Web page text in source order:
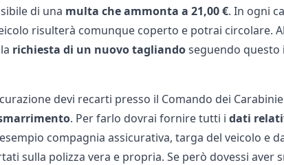
di una multa che ammonta a 21,00 €. In ogni
risulterà comunque coperto e potrai circolare.
richiesta di un nuovo tagliandoseguendo questo
devi recarti presso il Comando dei
. Per farlo dovrai fornire tutti i dati
compagnia assicurativa, targa del veicolo e
sulla polizza vera e propria. Se però dovessi aver